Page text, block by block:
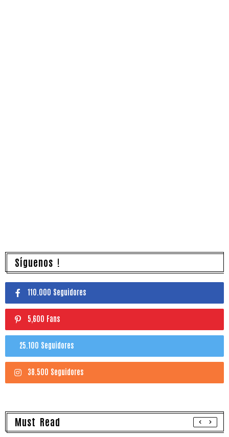
Síguenos !
110.000 Seguidores
5,600 Fans
25.100 Seguidores
38.500 Seguidores
Must Read